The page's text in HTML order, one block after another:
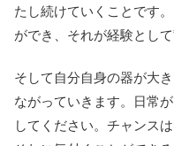
たし続けていくことです
ができ、それが経験とし
そして自分自身の器が大
ながっていきます。日常
してください。チャンス